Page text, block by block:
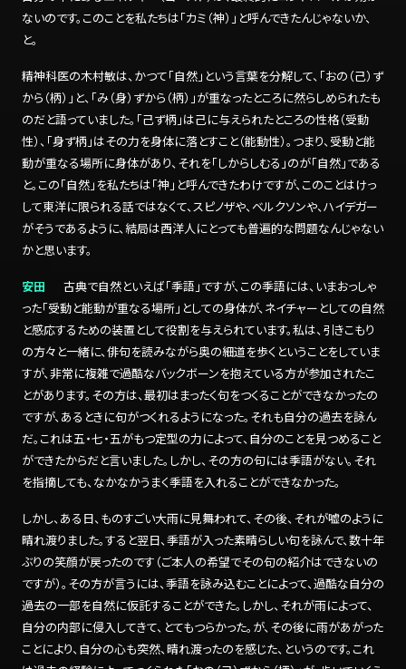
ないのです。このことを私たちは「カミ（神）」と呼んできたんじゃないか、
と。
精神科医の木村敏は、かつて「自然」という言葉を分解して、「おの（己）ず
から（柄）」と、「み（身）ずから（柄）」が重なったところに然らしめられたも
のだと語っていました。「己ず柄」は己に与えられたところの性格（受動
性）、「身ず柄」はその力を身体に落とすこと（能動性）。つまり、受動と能
動が重なる場所に身体があり、それを「しからしむる」のが「自然」である
と。この「自然」を私たちは「神」と呼んできたわけですが、このことはけっ
して東洋に限られる話ではなくて、スピノザや、ベルクソンや、ハイデガー
がそうであるように、結局は西洋人にとっても普遍的な問題なんじゃない
かと思います。
安田
古典で自然といえば「季語」ですが、この季語には、いまおっしゃ
った「受動と能動が重なる場所」としての身体が、ネイチャーとしての自然
と感応するための装置として役割を与えられています。私は、引きこもり
の方々と一緒に、俳句を読みながら奥の細道を歩くということをしていま
すが、非常に複雑で過酷なバックボーンを抱えている方が参加されたこ
とがあります。その方は、最初はまったく句をつくることができなかったの
ですが、あるときに句がつくれるようになった。それも自分の過去を詠ん
だ。これは五・七・五がもつ定型の力によって、自分のことを見つめること
ができたからだと言いました。しかし、その方の句には季語がない。それ
を指摘しても、なかなかうまく季語を入れることができなかった。
しかし、ある日、ものすごい大雨に見舞われて、その後、それが嘘のように
晴れ渡りました。すると翌日、季語が入った素晴らしい句を詠んで、数十年
ぶりの笑顔が戻ったのです（ご本人の希望でその句の紹介はできないの
ですが）。その方が言うには、季語を詠み込むことによって、過酷な自分の
過去の一部を自然に仮託することができた。しかし、それが雨によって、
自分の内部に侵入してきて、とてもつらかった。が、その後に雨があがった
ことにより、自分の心も突然、晴れ渡ったのを感じた、というのです。これ